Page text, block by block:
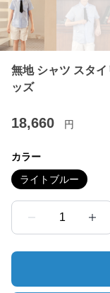
無地 シャツ スタ
ッズ
18,660 円
カラー
ライトブルー
1